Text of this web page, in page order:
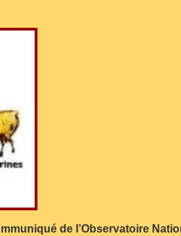
de l’Observatoire